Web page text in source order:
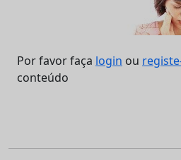
Por favor faça login ou
conteúdo